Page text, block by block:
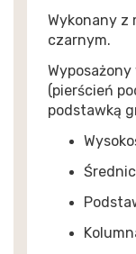
Wykonany z
czarnym.
(pierścień
podstawką